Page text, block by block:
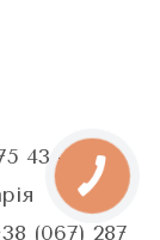
43 - Анна
(067) 287